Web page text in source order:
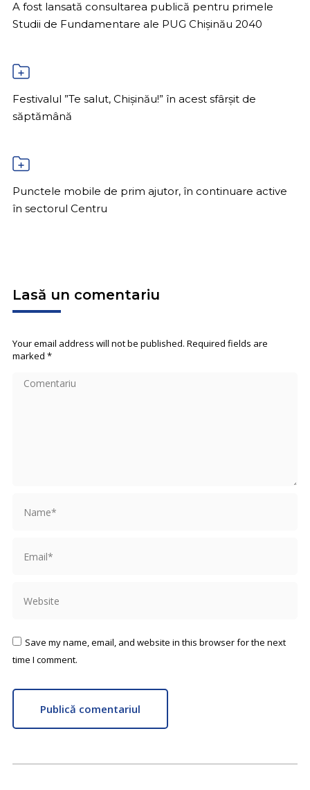
A fost lansată consultarea publică pentru primele
Studii de Fundamentare ale PUG Chișinău 2040
Festivalul ”Te salut, Chișinău!” în acest sfârșit de
săptămână
Punctele mobile de prim ajutor, în continuare active
în sectorul Centru
Lasă un comentariu
Your email address will not be published. Required fields are
marked *
Comentariu
Save my name, email, and website in this browser for the next
time I comment.
Publică comentariul